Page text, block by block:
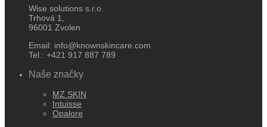
Wise solutions s.r.o.
Trhová 1,
96001 Zvolen
Email: info@knownskincare.com
Tel.: +421 917 887 789
Naše značky
MZ SKIN
Intuisse
Opalore